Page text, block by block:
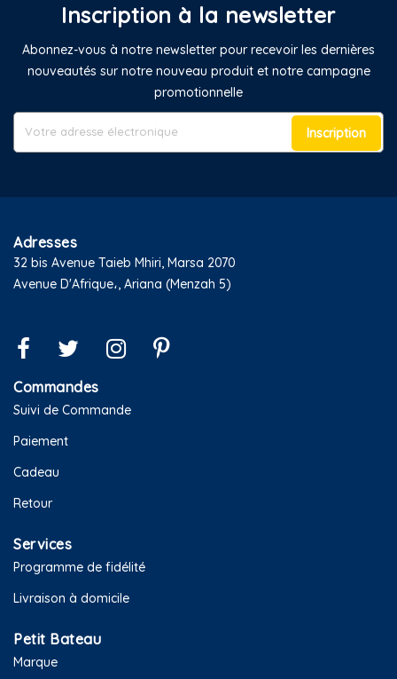
Inscription à la newsletter
Abonnez-vous à notre newsletter pour recevoir les dernières
nouveautés sur notre nouveau produit et notre campagne
promotionnelle
Inscription
Adresses
32 bis Avenue Taieb Mhiri, Marsa 2070
Avenue D'Afrique،, Ariana (Menzah 5)
Commandes
Suivi de Commande
Paiement
Cadeau
Retour
Services
Programme de fidélité
Livraison à domicile
Petit Bateau
Marque